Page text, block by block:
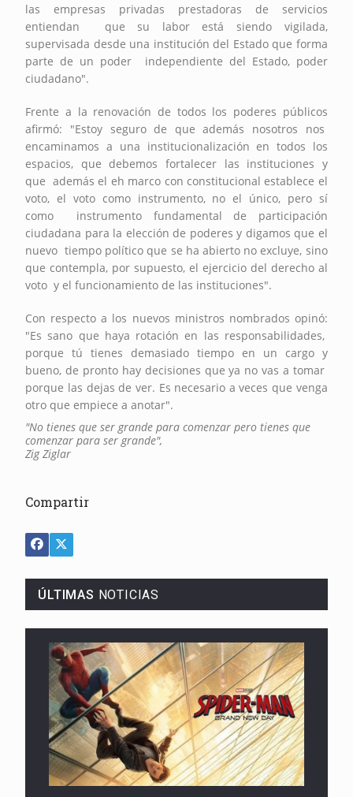
las empresas privadas prestadoras de servicios
entiendan que su labor está siendo vigilada,
supervisada desde una institución del Estado que forma
parte de un poder independiente del Estado, poder
ciudadano".
Frente a la renovación de todos los poderes públicos
afirmó: "Estoy seguro de que además nosotros nos
encaminamos a una institucionalización en todos los
espacios, que debemos fortalecer las instituciones y
que además el eh marco con constitucional establece el
voto, el voto como instrumento, no el único, pero sí
como instrumento fundamental de participación
ciudadana para la elección de poderes y digamos que el
nuevo tiempo político que se ha abierto no excluye, sino
que contempla, por supuesto, el ejercicio del derecho al
voto y el funcionamiento de las instituciones".
Con respecto a los nuevos ministros nombrados opinó:
"Es sano que haya rotación en las responsabilidades,
porque tú tienes demasiado tiempo en un cargo y
bueno, de pronto hay decisiones que ya no vas a tomar
porque las dejas de ver. Es necesario a veces que venga
otro que empiece a anotar".
"No tienes que ser grande para comenzar pero tienes que
comenzar para ser grande",
Zig Ziglar
Compartir
ÚLTIMAS NOTICIAS